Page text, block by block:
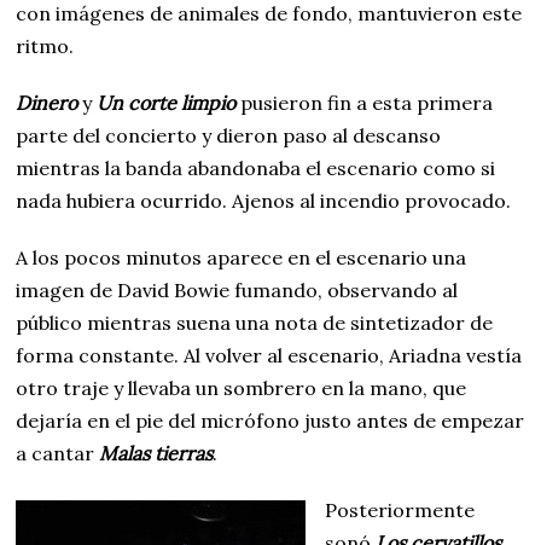
con imágenes de animales de fondo, mantuvieron este
ritmo.
Dineroy Un corte limpio pusieron fin a esta primera
parte del concierto y dieron paso al descanso
mientras la banda abandonaba el escenario como si
nada hubiera ocurrido. Ajenos al incendio provocado.
A los pocos minutos aparece en el escenario una
imagen de David Bowie fumando, observando al
público mientras suena una nota de sintetizador de
forma constante. Al volver al escenario, Ariadna vestía
otro traje y llevaba un sombrero en la mano, que
dejaría en el pie del micrófono justo antes de empezar
a cantarMalas tierras.
Posteriormente